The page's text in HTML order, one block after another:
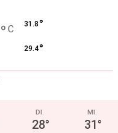
° C 31.8 °
29.4°
DI.
28°
MI.
31°